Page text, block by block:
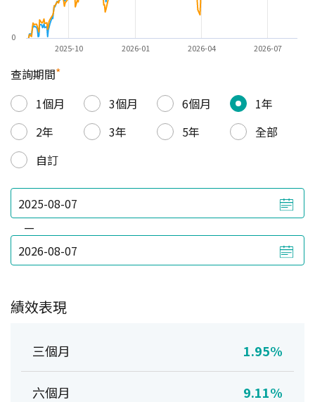
2025-10 2026-01 2026-04 2026-07
0
查詢期間*
1個月
3個月 6個月
1年
2年
3年 5年
全部
自訂
—
績效表現
三個月 1.95%
六個月 9.11%